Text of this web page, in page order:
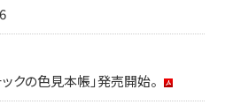
クの色見本帳」発売開始。